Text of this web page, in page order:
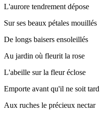
L'aurore tendrement dépose
Sur ses beaux pétales mouillés
De longs baisers ensoleillés
Au jardin où fleurit la rose
L'abeille sur la fleur éclose
Emporte avant qu'il ne soit tard
Aux ruches le précieux nectar